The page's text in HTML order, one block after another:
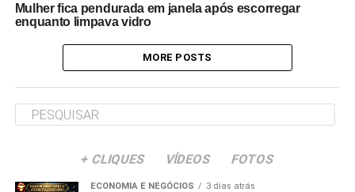
Mulher fica pendurada em janela após escorregar
enquanto limpava vidro
MORE POSTS
+ CLIQUES VÍDEOS FOTOS
ECONOMIA E NEGÓCIOS 3 dias atrás